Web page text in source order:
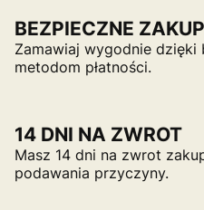
BEZPIECZNE
Zamawiaj wygodnie
metodom płatności.
14 DNI NA ZWROT
Masz 14 dni na zwrot
podawania przyczyny.